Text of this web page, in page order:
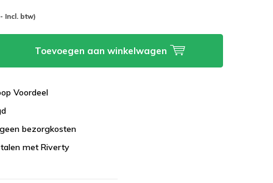
Incl. btw)
Toevoegen aan winkelwagen
Voordeel
bezorgkosten
met Riverty